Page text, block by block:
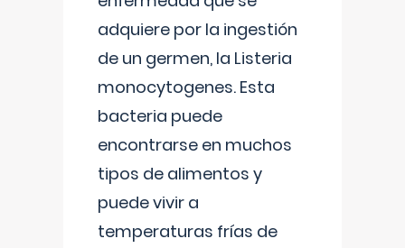
adquiere por la ingestión
de un germen, la Listeria
monocytogenes. Esta
bacteria puede
encontrarse en muchos
tipos de alimentos y
puede vivir a
temperaturas frías de